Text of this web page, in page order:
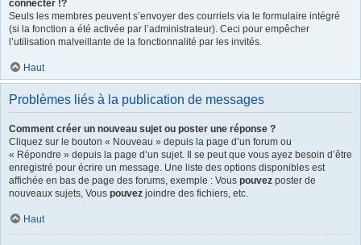
connecter !?
Seuls les membres peuvent s’envoyer des courriels via le formulaire intégré
(si la fonction a été activée par l’administrateur). Ceci pour empêcher
l’utilisation malveillante de la fonctionnalité par les invités.
Haut
Problèmes liés à la publication de messages
Comment créer un nouveau sujet ou poster une réponse ?
Cliquez sur le bouton « Nouveau » depuis la page d’un forum ou
« Répondre » depuis la page d’un sujet. Il se peut que vous ayez besoin d’être
enregistré pour écrire un message. Une liste des options disponibles est
affichée en bas de page des forums, exemple : Vous pouvez poster de
nouveaux sujets, Vous pouvez joindre des fichiers, etc.
Haut